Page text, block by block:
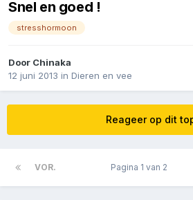
Snel en goed !
stresshormoon
Door Chinaka
12 juni 2013 in Dieren en vee
Reageer op dit
VOR. Pagina 1 van 2